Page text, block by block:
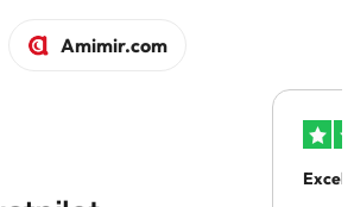
Amimir.com